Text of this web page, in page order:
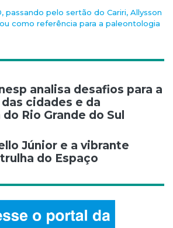
passando pelo sertão do Cariri, Allysson
como referência para a paleontologia
de Post
analisa desafios para a
cidades e da
Rio Grande do Sul
Júnior e a vibrante
do Espaço